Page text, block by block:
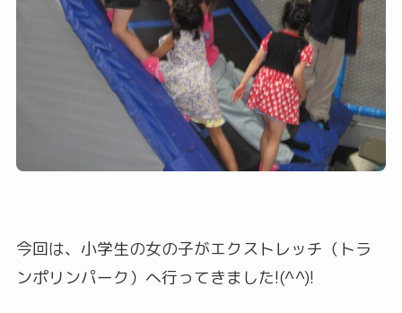
今回は、小学生の女の子がエクストレッチ（トラ
ンポリンパーク）へ行ってきました!(^^)!